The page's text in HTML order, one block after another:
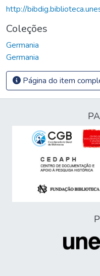
http://
Coleções
Germania
Germania
Página do item